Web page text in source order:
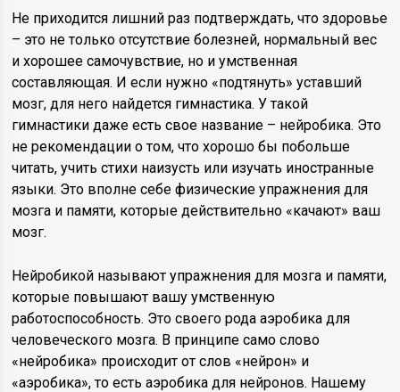
Не приходится лишний раз подтверждать, что здоровье
– это не только отсутствие болезней, нормальный вес
и хорошее самочувствие, но и умственная
составляющая. И если нужно «подтянуть» уставший
мозг, для него найдется гимнастика. У такой
гимнастики даже есть свое название – нейробика. Это
не рекомендации о том, что хорошо бы побольше
читать, учить стихи наизусть или изучать иностранные
языки. Это вполне себе физические упражнения для
мозга и памяти, которые действительно «качают» ваш
мозг.
Нейробикой называют упражнения для мозга и памяти,
которые повышают вашу умственную
работоспособность. Это своего рода аэробика для
человеческого мозга. В принципе само слово
«нейробика» происходит от слов «нейрон» и
«аэробика», то есть аэробика для нейронов. Нашему